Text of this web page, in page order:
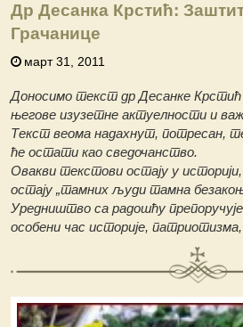
Др Десанка Крстић:
Грачанице
март 31, 2011
Доносимо текст др Десанке Крстић
његове изузетне актуелности и
Текст веома надахнут, потресан,
ће остати као сведочанство.
Овакви текстови остају у историји,
остају „тамних људи тамна
Уредништво са радошћу
особени час историје,